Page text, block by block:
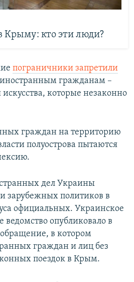
Крыму: кто эти люди?
пограничники запретили
гражданам –
которые незаконно
граждан на территорию
полуострова пытаются
дел Украины
зарубежных политиков в
официальных. Украинское
опубликовало в
в котором
граждан и лиц без
поездок в Крым.